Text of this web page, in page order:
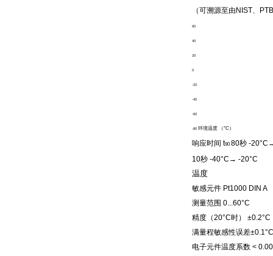
（可溯源至由 NIST、 PTB
60
40
20
0
-20
-40
-60
-80 环境温度 （°C）
响应时间 t9080秒 -20°C
10秒 -40°C → -20°C
温度
敏感元件 Pt1000 DIN A
测量范围 0...60°C
精度（20°C时） ±0.2°C
满量程敏感性误差±0.1°C
电子元件温度系数 <